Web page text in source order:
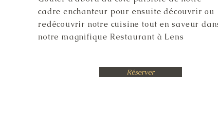
cadre enchanteur pour ensuite découvrir ou
redécouvrir notre cuisine tout en saveur
notre magnifique Restaurant à Lens
Réserver